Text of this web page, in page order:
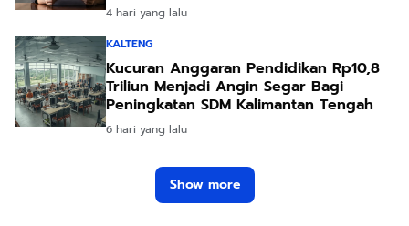
4 hari yang lalu
KALTENG
Kucuran Anggaran Pendidikan Rp10,8
Triliun Menjadi Angin Segar Bagi
Peningkatan SDM Kalimantan Tengah
6 hari yang lalu
Show more